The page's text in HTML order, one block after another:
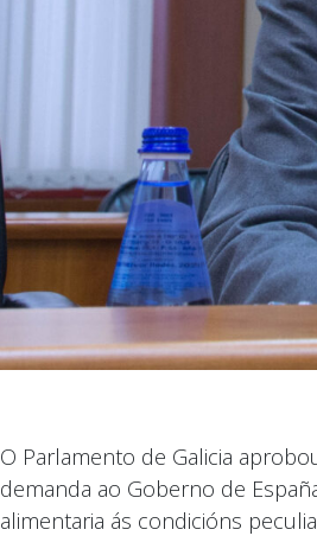
O Parlamento de Galicia
demanda ao Goberno de
alimentaria ás condicións